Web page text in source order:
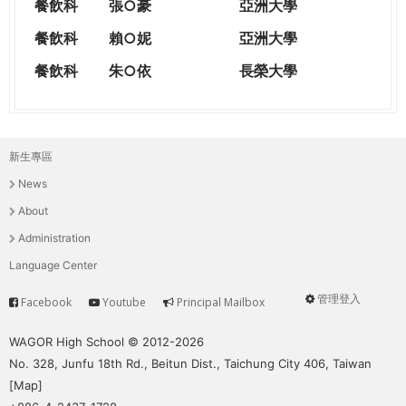
餐飲科 張○豪
亞洲大學
餐飲科
賴○妮
亞洲大學
餐飲科
朱○依 長榮大學
主
選
單
新生專區
News
About
Administration
Language Center
User
管理登入
Service
Facebook Youtube Principal Mailbox
WAGOR High School © 2012-2026
No. 328, Junfu 18th Rd., Beitun Dist., Taichung City 406, Taiwan
[Map]